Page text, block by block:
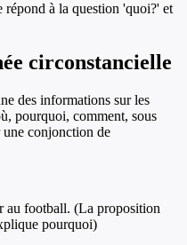
à la question 'quoi?' et
circonstancielle
des informations sur les
pourquoi, comment, sous
conjonction de
au football. (La proposition
pourquoi)